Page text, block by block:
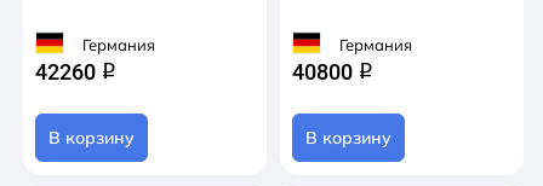
Германия
42260 q
В корзину
Германия
40800 q
В корзину